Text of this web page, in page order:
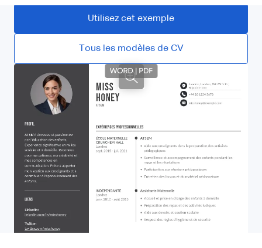
Utilisez cet exemple
Tous les modèles de CV